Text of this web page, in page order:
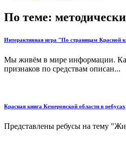
По теме:
Интерактивная игра "По страницам Красной
Мы живём в мире информации.
признаков по средствам описан...
Красная книга Кемеровской области в ребусах
Представлены ребусы на тему